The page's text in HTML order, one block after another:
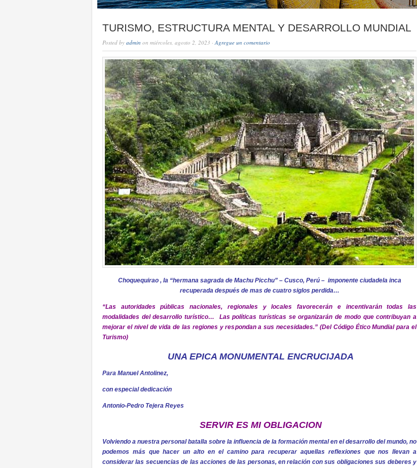
TURISMO, ESTRUCTURA MENTAL Y DESARROLLO MUNDIAL
Posted by admin on miércoles, agosto 2, 2023 ·Agregue un comentario
Choquequirao , la “hermana sagrada de Machu Picchu” – Cusco, Perú – imponente ciudadela inca
recuperada después de mas de cuatro siglos perdida…
“Las autoridades públicas nacionales, regionales y locales favorecerán e incentivarán todas las
modalidades del desarrollo turístico… Las políticas turísticas se organizarán de modo que contribuyan a
mejorar el nivel de vida de las regiones y respondan a sus necesidades.” (Del Código Ético Mundial para el
Turismo)
UNA EPICA MONUMENTAL ENCRUCIJADA
Para Manuel Antolinez,
con especial dedicación
Antonio-Pedro Tejera Reyes
SERVIR ES MI OBLIGACION
Volviendo a nuestra personal batalla sobre la influencia de la formación mental en el desarrollo del mundo, no
podemos más que hacer un alto en el camino para recuperar aquellas reflexiones que nos llevan a
considerar las secuencias de las acciones de las personas, en relación con sus obligaciones sus deberes y